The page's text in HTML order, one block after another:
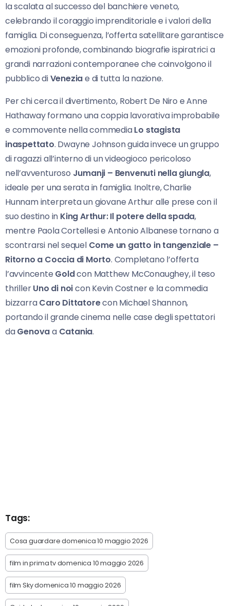
la scalata al successo del banchiere veneto,
celebrando il coraggio imprenditoriale e i valori della
famiglia. Di conseguenza, l’offerta satellitare garantisce
emozioni profonde, combinando biografie ispiratrici a
grandi narrazioni contemporanee che coinvolgono il
pubblico diVeneziae di tutta la nazione.
Per chi cerca il divertimento, Robert De Niro e Anne
Hathaway formano una coppia lavorativa improbabile
e commovente nella commediaLo stagista
inaspettato. Dwayne Johnson guida invece un gruppo
di ragazzi all’interno di un videogioco pericoloso
nell’avventuroso Jumanji – Benvenuti nella giungla,
ideale per una serata in famiglia. Inoltre, Charlie
Hunnam interpreta un giovane Arthur alle prese con il
suo destino in King Arthur: Il potere della spada,
mentre Paola Cortellesi e Antonio Albanese tornano a
scontrarsi nel sequel Come un gatto in tangenziale –
Ritorno a Coccia di Morto. Completano l’offerta
l’avvincente Goldcon Matthew McConaughey, il teso
thrillerUno di noicon Kevin Costner e la commedia
bizzarraCaro Dittatorecon Michael Shannon,
portando il grande cinema nelle case degli spettatori
daGenovaa Catania.
Tags:
Cosa guardare domenica 10 maggio 2026
film in prima tv domenica 10 maggio 2026
film Sky domenica 10 maggio 2026